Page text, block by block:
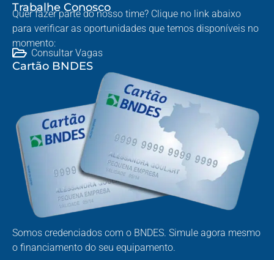
Trabalhe Conosco
Quer fazer parte do nosso time? Clique no link abaixo
para verificar as oportunidades que temos disponíveis no
momento:
Consultar Vagas
Cartão BNDES
Somos credenciados com o BNDES. Simule agora mesmo
o financiamento do seu equipamento.